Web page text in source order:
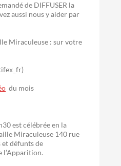
de DIFFUSER la
aussi nous y aider par
Miraculeuse : sur votre
du mois
est célébrée en la
Miraculeuse 140 rue
et défunts de
l’Apparition.